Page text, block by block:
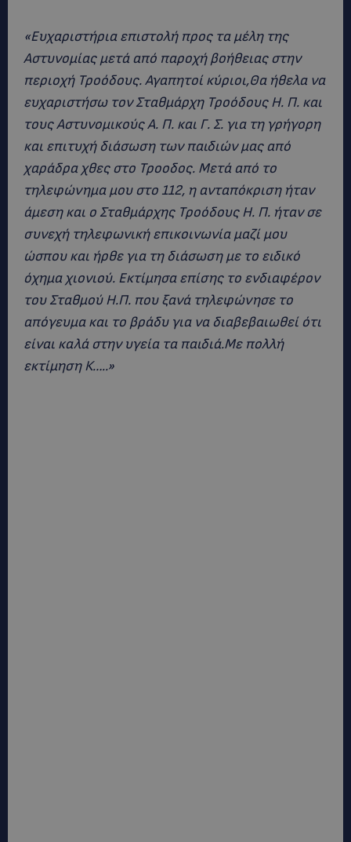
«Ευχαριστήρια επιστολή προς τα μέλη της
Αστυνομίας μετά από παροχή βοήθειας στην
περιοχή Τροόδους. Αγαπητοί κύριοι,Θα ήθελα να
ευχαριστήσω τον Σταθμάρχη Τροόδους Η. Π. και
τους Αστυνομικούς Α. Π. και Γ. Σ. για τη γρήγορη
και επιτυχή διάσωση των παιδιών μας από
χαράδρα χθες στο Τροοδος. Μετά από το
τηλεφώνημα μου στο 112, η ανταπόκριση ήταν
άμεση και ο Σταθμάρχης Τροόδους Η. Π. ήταν σε
συνεχή τηλεφωνική επικοινωνία μαζί μου
ώσπου και ήρθε για τη διάσωση με το ειδικό
όχημα χιονιού. Εκτίμησα επίσης το ενδιαφέρον
του Σταθμού Η.Π. που ξανά τηλεφώνησε το
απόγευμα και το βράδυ για να διαβεβαιωθεί ότι
είναι καλά στην υγεία τα παιδιά.Με πολλή
εκτίμηση Κ…..»